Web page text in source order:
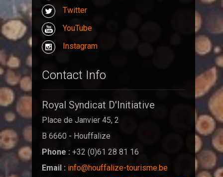
Twitter
YouTube
Instagram
Contact Info
Royal Syndicat D'Initiative
Place de Janvier 45, 2
B 6660 - Houffalize
Phone : +32 (0)61 28 81 16
Email : info@houffalize-tourisme.be